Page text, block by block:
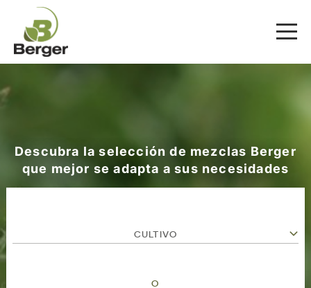
Descubra la selección de mezclas Berger
que mejor se adapta a sus necesidades
CULTIVO
O